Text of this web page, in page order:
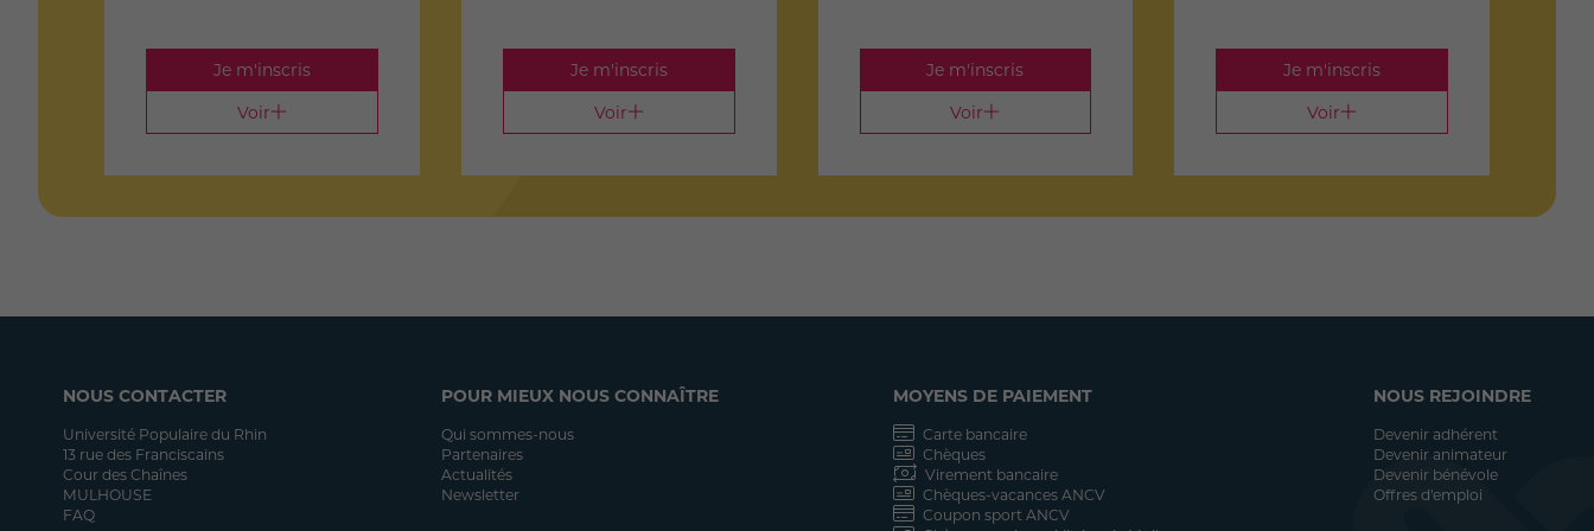
Je m'inscris
Voir
Je m'inscris
Voir
Je m'inscris
Voir
Je m'inscris
Voir
NOUS CONTACTER
Université Populaire du Rhin
13 rue des Franciscains
Cour des Chaînes
MULHOUSE
FAQ
POUR MIEUX NOUS CONNAÎTRE
Qui sommes-nous
Partenaires
Actualités
Newsletter
MOYENS DE PAIEMENT
Carte bancaire
Chèques
Virement bancaire
Chèques-vacances ANCV
Coupon sport ANCV
NOUS REJOINDRE
Devenir adhérent
Devenir animateur
Devenir bénévole
Offres d'emploi